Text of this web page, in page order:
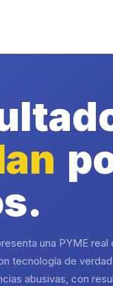
una PYME real
tecnología de
abusivas, con